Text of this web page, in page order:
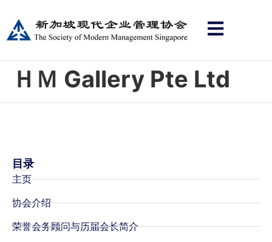
ＨＭ Gallery Pte Ltd
目录
主页
协会介绍
荣誉会务顾问与历届会长简介